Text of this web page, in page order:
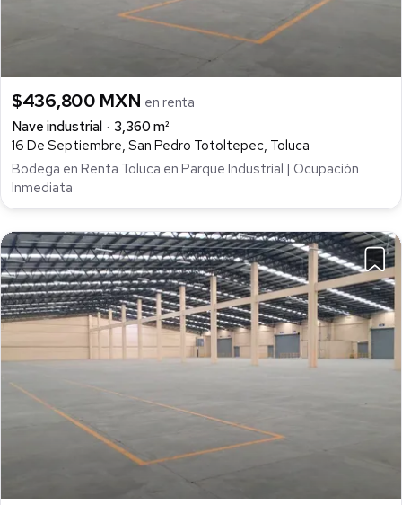
$436,800 MXN en renta
Nave industrial
3,360 m²
16 De Septiembre, San Pedro Totoltepec, Toluca
Bodega en Renta Toluca en Parque Industrial | Ocupación
Inmediata